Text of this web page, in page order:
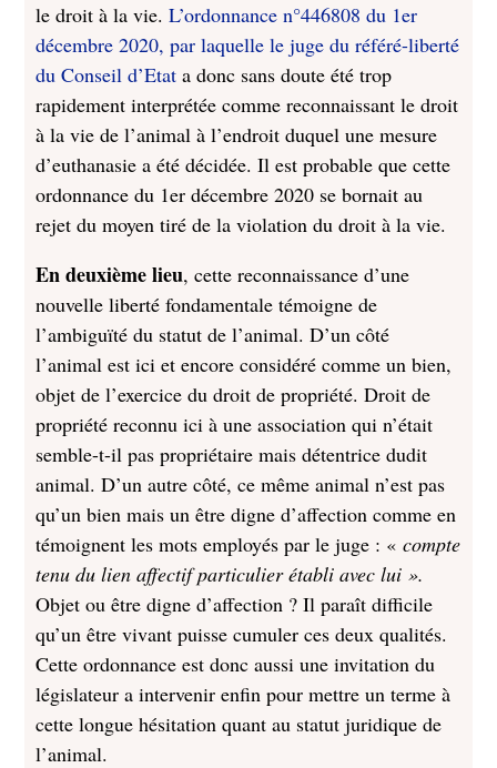
le droit à la vie.L’ordonnance n°446808 du 1er
décembre 2020, par laquelle le juge du référé-liberté
du Conseil d’Etata donc sans doute été trop
rapidement interprétée comme reconnaissant le droit
à la vie de l’animal à l’endroit duquel une mesure
d’euthanasie a été décidée. Il est probable que cette
ordonnance du 1er décembre 2020 se bornait au
rejet du moyen tiré de la violation du droit à la vie.
En deuxième lieu, cette reconnaissance d’une
nouvelle liberté fondamentale témoigne de
l’ambiguïté du statut de l’animal. D’un côté
l’animal est ici et encore considéré comme un bien,
objet de l’exercice du droit de propriété. Droit de
propriété reconnu ici à une association qui n’était
semble-t-il pas propriétaire mais détentrice dudit
animal. D’un autre côté, ce même animal n’est pas
qu’un bien mais un être digne d’affection comme en
témoignent les mots employés par le juge : «compte
tenu du lien affectif particulier établi avec lui ».
Objet ou être digne d’affection ? Il paraît difficile
qu’un être vivant puisse cumuler ces deux qualités.
Cette ordonnance est donc aussi une invitation du
législateur a intervenir enfin pour mettre un terme à
cette longue hésitation quant au statut juridique de
l’animal.